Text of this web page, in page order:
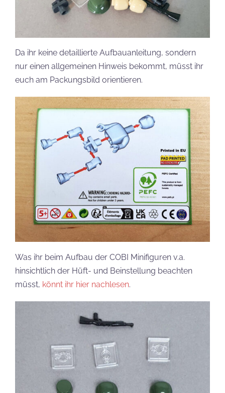
Da ihr keine detaillierte Aufbauanleitung, sondern
nur einen allgemeinen Hinweis bekommt, müsst ihr
euch am Packungsbild orientieren.
Was ihr beim Aufbau der COBI Minifiguren v.a.
hinsichtlich der Hüft- und Beinstellung beachten
müsst, könnt ihr hier nachlesen.